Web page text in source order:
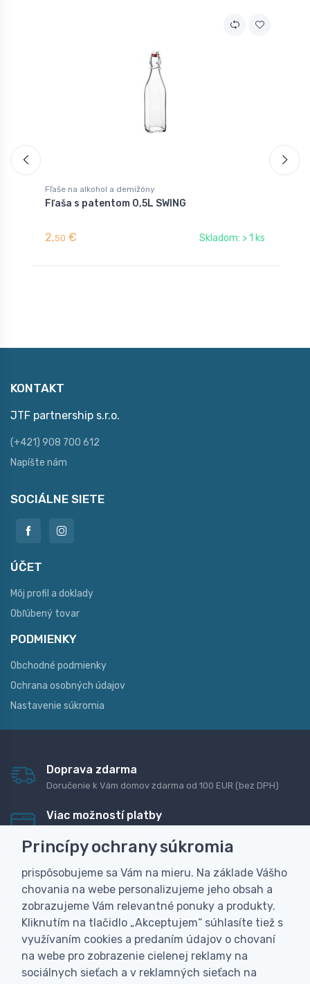
Fľaše na alkohol a demižóny
Fľaša s patentom 0,5L SWING
2,50 € Skladom: > 1 ks
KONTAKT
JTF partnership s.r.o.
(+421) 908 700 612
Napíšte nám
SOCIÁLNE SIETE
ÚČET
Môj profil a doklady
Obľúbený tovar
PODMIENKY
Obchodné podmienky
Ochrana osobných údajov
Nastavenie súkromia
Doprava zdarma
Doručenie k Vám domov zdarma od 100 EUR (bez DPH)
Viac možností platby
dobierku
Personalizácia
Vyrobíme Vám vlastný originálny darček
Skúsenosť
Široký sortiment, z ktorého Vám pomôžeme vybrať
Princípy ochrany súkromia
prispôsobujeme sa Vám na mieru. Na základe Vášho
chovania na webe personalizujeme jeho obsah a
zobrazujeme Vám relevantné ponuky a produkty.
Kliknutím na tlačidlo „Akceptujem“ súhlasíte tiež s
využívaním cookies a predaním údajov o chovaní
na webe pro zobrazenie cielenej reklamy na
sociálnych sieťach a v reklamných sieťach na